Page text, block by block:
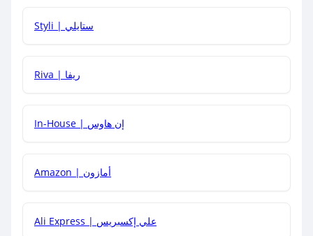
هل يمكنني جمع كود خصم مع العروض الأخرى؟
Styli | ستايلي
Riva | ريفا
In-House | إن هاوس
Amazon | أمازون
Ali Express | علي إكسبريس